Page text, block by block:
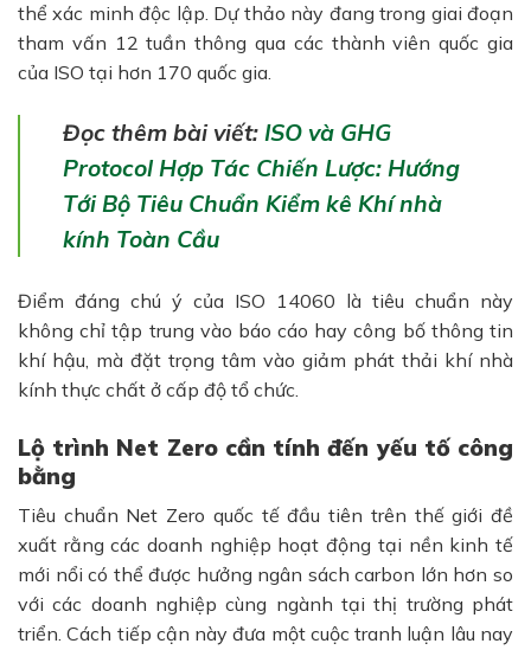
thể xác minh độc lập. Dự thảo này đang trong giai đoạn
tham vấn 12 tuần thông qua các thành viên quốc gia
của ISO tại hơn 170 quốc gia.
Đọc thêm bài viết: ISO và GHG
Protocol Hợp Tác Chiến Lược: Hướng
Tới Bộ Tiêu Chuẩn Kiểm kê Khí nhà
kính Toàn Cầu
Điểm đáng chú ý của ISO 14060 là tiêu chuẩn này
không chỉ tập trung vào báo cáo hay công bố thông tin
khí hậu, mà đặt trọng tâm vào giảm phát thải khí nhà
kính thực chất ở cấp độ tổ chức.
Lộ trình Net Zero cần tính đến yếu tố công
bằng
Tiêu chuẩn Net Zero quốc tế đầu tiên trên thế giới đề
xuất rằng các doanh nghiệp hoạt động tại nền kinh tế
mới nổi có thể được hưởng ngân sách carbon lớn hơn so
với các doanh nghiệp cùng ngành tại thị trường phát
triển. Cách tiếp cận này đưa một cuộc tranh luận lâu nay